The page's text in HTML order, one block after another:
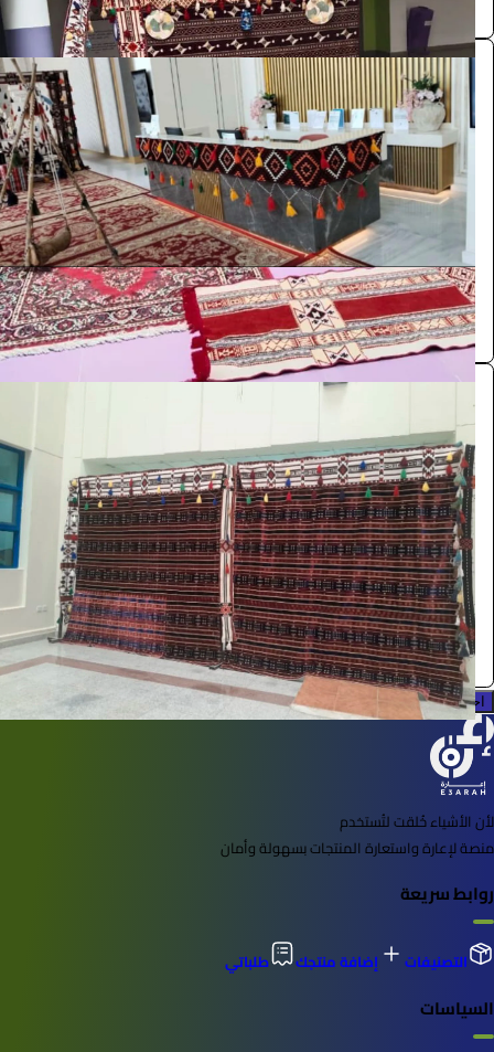
جلسة
الضيافة والمناسبات
110
/ اليوم
محمد عبدالله
0.0 (0)
خلفية
الضيافة والمناسبات
110
/ اليوم
الرياض
محمد عبدالله
0.0 (0)
احجز الآن
لأن الأشياء خُلقت لتُستخدم
منصة لإعارة واستعارة المنتجات بسهولة وأمان
روابط سريعة
التصنيفات إضافة منتجك طلباتي
السياسات